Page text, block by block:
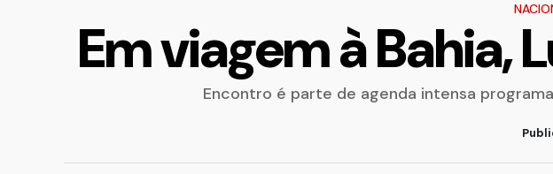
Em viagem à Bahia,
Encontro é parte de agenda intensa